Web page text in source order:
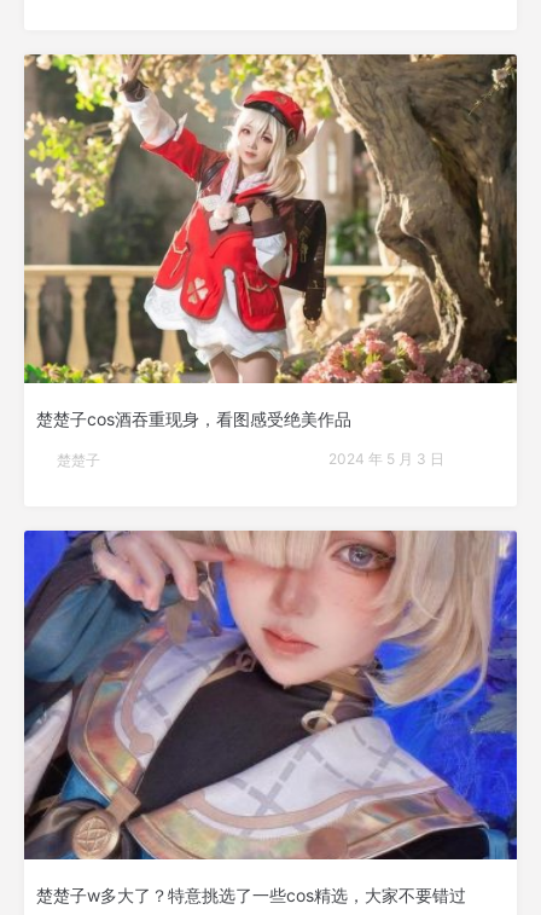
楚楚子cos酒吞重现身，看图感受绝美作品
楚楚子 2024 年 5 月 3 日
楚楚子w多大了？特意挑选了一些cos精选，大家不要错过